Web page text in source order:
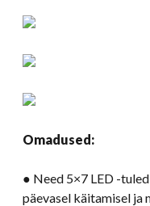
Omadused:
● Need 5×7 LED -
päevasel käitamisel ja